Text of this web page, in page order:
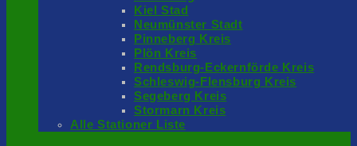
Kiel Stad
Neumünster Stadt
Pinneberg Kreis
Plön Kreis
Rendsburg-Eckernförde Kreis
Schleswig-Flensburg Kreis
Segeberg Kreis
Stormarn Kreis
Alle Stationer Liste